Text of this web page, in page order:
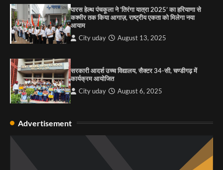
की कसम: देवशाली
City uday August 6, 2025
पारस हेल्थ पंचकूला ने ‘तिरंगा यात्रा 2025’ का हरियाणा से
कश्मीर तक किया आगाज़, राष्ट्रीय एकता को मिलेगा नया
आयाम
City uday August 13, 2025
सरकारी आदर्श उच्च विद्यालय, सैक्टर 34-सी, चण्डीगढ़ में
कार्यक्रम आयोजित
City uday August 6, 2025
Advertisement